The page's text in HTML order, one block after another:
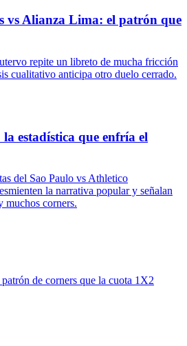
vs Alianza Lima: el patrón que
repite un libreto de mucha fricción
cualitativo anticipa otro duelo cerrado.
estadística que enfría el
del Sao Paulo vs Athletico
la narrativa popular y señalan
muchos corners.
de corners que la cuota 1X2